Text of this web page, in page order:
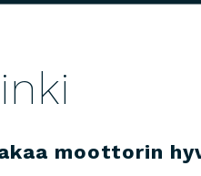
moottorin